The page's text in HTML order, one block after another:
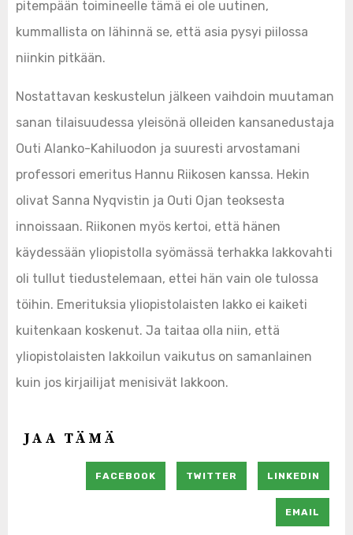
pitempään toimineelle tämä ei ole uutinen,
kummallista on lähinnä se, että asia pysyi piilossa
niinkin pitkään.
Nostattavan keskustelun jälkeen vaihdoin muutaman
sanan tilaisuudessa yleisönä olleiden kansanedustaja
Outi Alanko-Kahiluodon ja suuresti arvostamani
professori emeritus Hannu Riikosen kanssa. Hekin
olivat Sanna Nyqvistin ja Outi Ojan teoksesta
innoissaan. Riikonen myös kertoi, että hänen
käydessään yliopistolla syömässä terhakka lakkovahti
oli tullut tiedustelemaan, ettei hän vain ole tulossa
töihin. Emerituksia yliopistolaisten lakko ei kaiketi
kuitenkaan koskenut. Ja taitaa olla niin, että
yliopistolaisten lakkoilun vaikutus on samanlainen
kuin jos kirjailijat menisivät lakkoon.
JAA TÄMÄ
FACEBOOK TWITTER LINKEDIN
EMAIL